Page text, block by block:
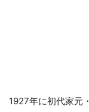
1927年に初代家元・